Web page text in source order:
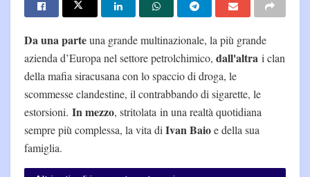
Da una parteuna grande multinazionale, la più grande
azienda d’Europa nel settore petrolchimico, dall'altra i clan
della mafia siracusana con lo spaccio di droga, le
scommesse clandestine, il contrabbando di sigarette, le
estorsioni. In mezzo, stritolata in una realtà quotidiana
sempre più complessa, la vita di Ivan Baioe della sua
famiglia.